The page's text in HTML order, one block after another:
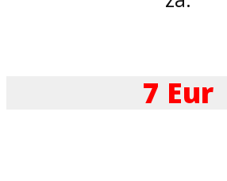
7 Eur